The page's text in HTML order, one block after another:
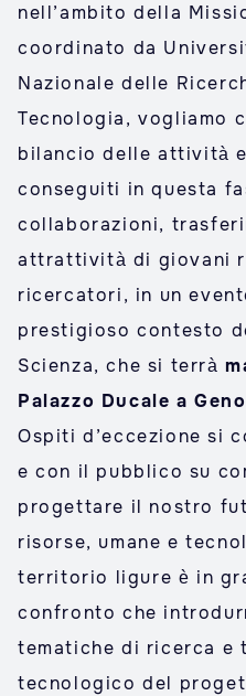
nell’ambito della
coordinato da
Nazionale delle
Tecnologia, vogliamo
bilancio delle attività
conseguiti in questa
collaborazioni,
attrattività di giovani
ricercatori, in un
prestigioso contesto
Scienza, che si terrà
Palazzo Ducale a
Ospiti d’eccezione si
e con il pubblico su
progettare il nostro
risorse, umane e
territorio ligure è in
confronto che
tematiche di ricerca e
tecnologico del